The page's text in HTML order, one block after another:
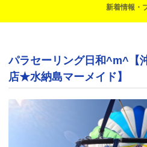
新着情報・
パラセーリング日和^m^【
店★水納島マーメイド】